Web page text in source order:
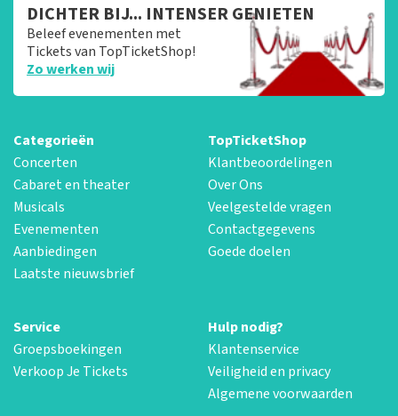
DICHTER BIJ... INTENSER GENIETEN
Beleef evenementen met
Tickets van TopTicketShop!
Zo werken wij
Categorieën
Concerten
Cabaret en theater
Musicals
Evenementen
Aanbiedingen
Laatste nieuwsbrief
TopTicketShop
Klantbeoordelingen
Over Ons
Veelgestelde vragen
Contactgegevens
Goede doelen
Service
Groepsboekingen
Verkoop Je Tickets
Hulp nodig?
Klantenservice
Veiligheid en privacy
Algemene voorwaarden